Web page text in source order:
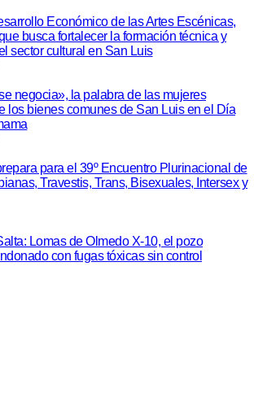
Económico de las Artes Escénicas,
busca fortalecer la formación técnica y
sector cultural en San Luis
negocia», la palabra de las mujeres
los bienes comunes de San Luis en el Día
para el 39º Encuentro Plurinacional de
Travestis, Trans, Bisexuales, Intersex y
Lomas de Olmedo X-10, el pozo
con fugas tóxicas sin control